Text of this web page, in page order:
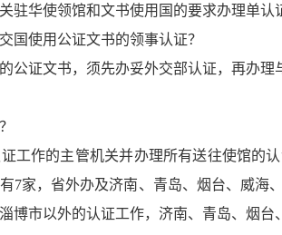
华使领馆和文书使用国的要求办理单认
国使用公证文书的领事认证？
公证文书，须先办妥外交部认证，再办理
工作的主管机关并办理所有送往使馆的
7家，省外办及济南、青岛、烟台、威海
博市以外的认证工作，济南、青岛、烟台